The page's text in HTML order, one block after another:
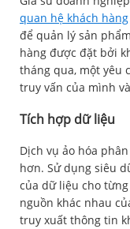
quan hệ khách hàng
để quản lý sản
hàng được đặt bởi
tháng qua, một yêu
truy vấn của mình
Tích hợp dữ liệu
Dịch vụ ảo hóa
hơn. Sử dụng siêu
của dữ liệu cho
nguồn khác nhau
truy xuất thông tin